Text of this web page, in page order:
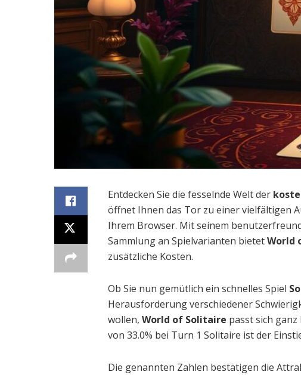
Entdecken Sie die fesselnde Welt der
öffnet Ihnen das Tor zu einer vielfältigen
Ihrem Browser. Mit seinem
Sammlung an Spielvarianten bietetWorld
zusätzliche Kosten.
Ob Sie nun gemütlich ein schnelles Spiel
Herausforderung verschiedener
wollen, World of Solitaire passt sich
von 33.0% bei Turn 1 Solitaire ist der
Die genannten Zahlen bestätigen die